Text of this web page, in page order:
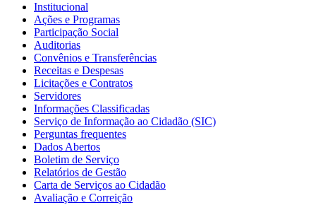
Institucional
Ações e Programas
Participação Social
Auditorias
Convênios e Transferências
Receitas e Despesas
Licitações e Contratos
Servidores
Informações Classificadas
Serviço de Informação ao Cidadão (SIC)
Perguntas frequentes
Dados Abertos
Boletim de Serviço
Relatórios de Gestão
Carta de Serviços ao Cidadão
Avaliação e Correição